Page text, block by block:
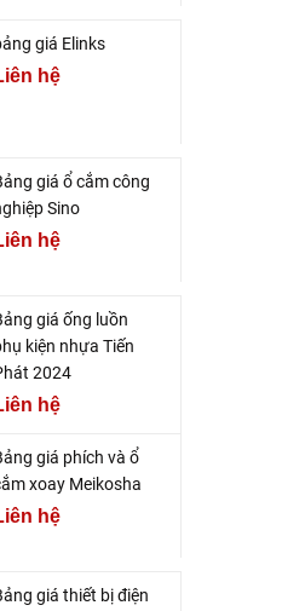
giá Elinks
hệ
giá ổ cắm công
Sino
hệ
giá ống luồn
kiện nhựa Tiến
2024
hệ
giá phích và ổ
xoay Meikosha
hệ
giá thiết bị điện